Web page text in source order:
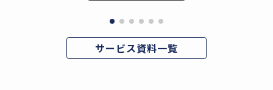
サービス資料一覧